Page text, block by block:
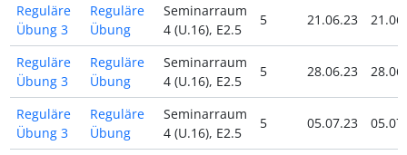
Reguläre
Übung 3
Reguläre
Übung
Seminarraum
4 (U.16), E2.5
5 21.06.23
Reguläre
Übung 3
Reguläre
Übung
Seminarraum
4 (U.16), E2.5
5 28.06.23
Reguläre
Übung 3
Reguläre
Übung
Seminarraum
4 (U.16), E2.5
5 05.07.23